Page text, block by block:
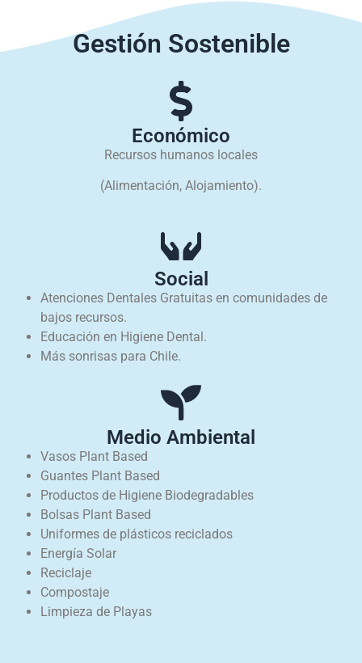
Gestión Sostenible
Económico
Recursos humanos locales
(Alimentación, Alojamiento).
Social
Atenciones Dentales Gratuitas en comunidades de
bajos recursos.
Educación en Higiene Dental.
Más sonrisas para Chile.
Medio Ambiental
Vasos Plant Based
Guantes Plant Based
Productos de Higiene Biodegradables
Bolsas Plant Based
Uniformes de plásticos reciclados
Energía Solar
Reciclaje
Compostaje
Limpieza de Playas